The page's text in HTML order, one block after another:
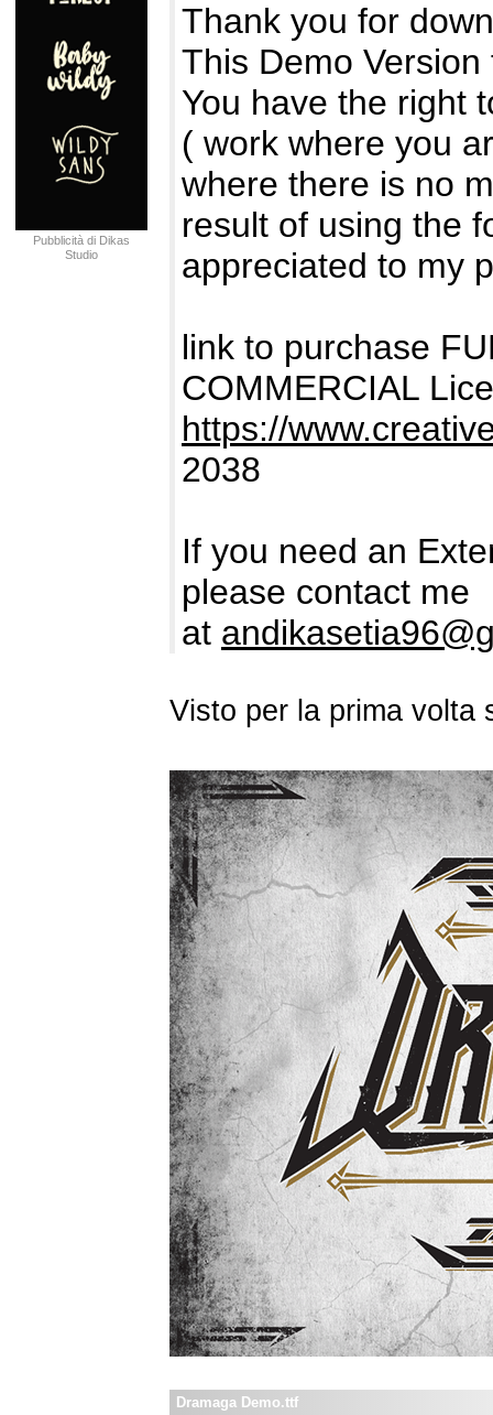
Pubblicità di Dikas
Studio
Thank you for
This Demo
You have the right
( work where you
where there is no
result of using the
appreciated to my
link to purchase
COMMERCIAL
https://
2038
If you need an
please contact me
at
Visto per la prima volta
Dramaga Demo.ttf